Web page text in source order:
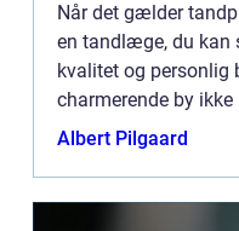
Når det gælder
en tandlæge, du kan
kvalitet og personlig
charmerende by
for mange
Albert Pilgaard